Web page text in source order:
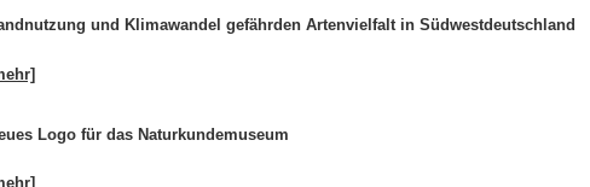
und Klimawandel gefährden Artenvielfalt in Südwestdeutschland
Logo für das Naturkundemuseum